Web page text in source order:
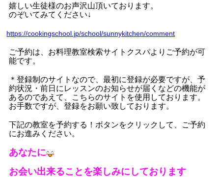
嬉しい生徒様のお声沢山頂いております。
のぞいてみてください↓
https://cookingschool.jp/school/sunnykitchen/comment
ご予約は、お料理教室検索サイトクスパよりご予約が可
能です。
＊登録制のサイトなので、最初に登録が必要ですが、予
約状況・前日にレッスンのお知らせが届くなどの機能が
あるのであえて、こちらのサイトを使用しております。
お手数ですが、登録をお願い致しております。
下記の教室を予約する！ボタンをクリックして、ご予約
にお進みください。
あなたに
お会い出来ることを楽しみにしております